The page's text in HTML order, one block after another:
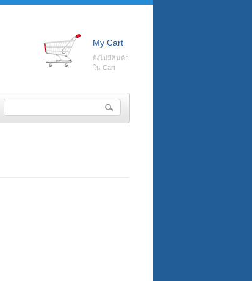
My Cart
ยังไม่มีสินค้า
ใน Cart